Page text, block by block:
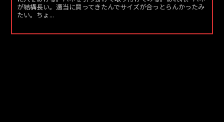
が結構長い。適当に買ってきたんでサイズが合っとらんかったみ
たい。ちょ...